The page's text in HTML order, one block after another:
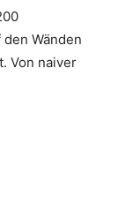
Wänden
Von naiver